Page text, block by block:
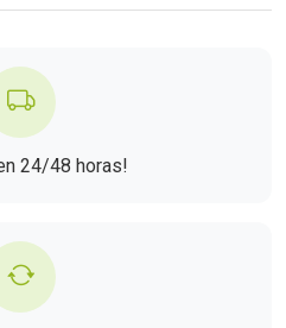
24/48 horas!